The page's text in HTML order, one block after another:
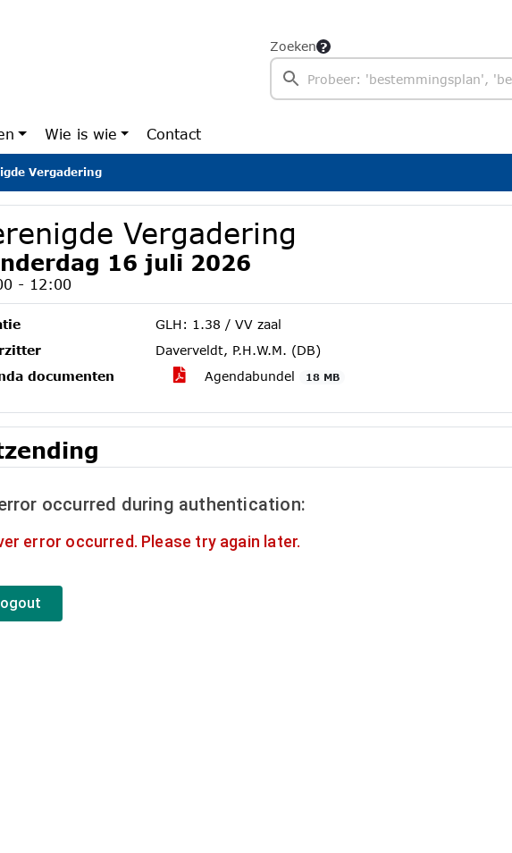
Zoeken
Wie is wie Contact
Vergadering
Vergadering
16 juli 2026
- 12:00
GLH: 1.38 / VV zaal
Daverveldt, P.H.W.M. (DB)
documenten
Agendabundel 18 MB